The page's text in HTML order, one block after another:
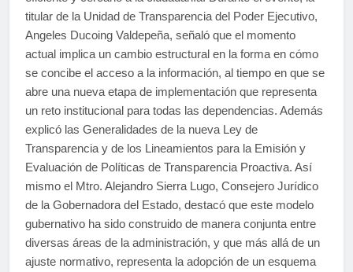
titular de la Unidad de Transparencia del Poder Ejecutivo,
Angeles Ducoing Valdepeña, señaló que el momento
actual implica un cambio estructural en la forma en cómo
se concibe el acceso a la información, al tiempo en que se
abre una nueva etapa de implementación que representa
un reto institucional para todas las dependencias. Además
explicó las Generalidades de la nueva Ley de
Transparencia y de los Lineamientos para la Emisión y
Evaluación de Políticas de Transparencia Proactiva. Así
mismo el Mtro. Alejandro Sierra Lugo, Consejero Jurídico
de la Gobernadora del Estado, destacó que este modelo
gubernativo ha sido construido de manera conjunta entre
diversas áreas de la administración, y que más allá de un
ajuste normativo, representa la adopción de un esquema